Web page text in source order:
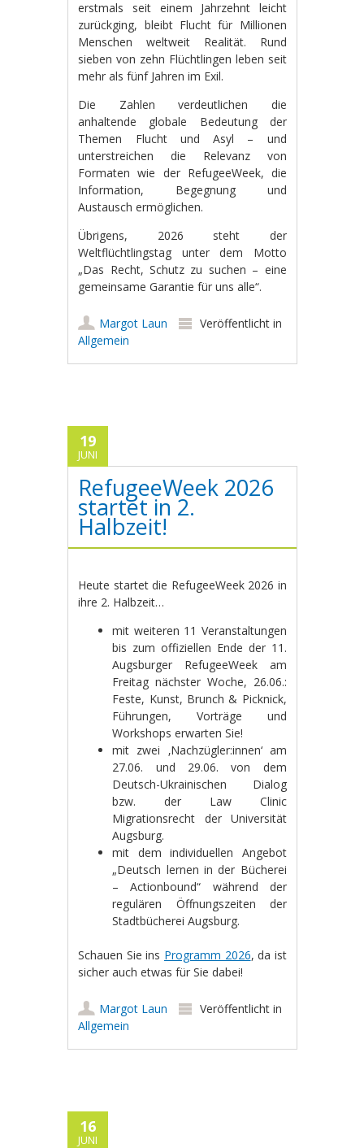
erstmals seit einem Jahrzehnt leicht
zurückging, bleibt Flucht für Millionen
Menschen weltweit Realität. Rund
sieben von zehn Flüchtlingen leben seit
mehr als fünf Jahren im Exil.
Die Zahlen verdeutlichen die
anhaltende globale Bedeutung der
Themen Flucht und Asyl – und
unterstreichen die Relevanz von
Formaten wie der RefugeeWeek, die
Information, Begegnung und
Austausch ermöglichen.
Übrigens, 2026 steht der
Weltflüchtlingstag unter dem Motto
„Das Recht, Schutz zu suchen – eine
gemeinsame Garantie für uns alle“.
Margot Laun
Veröffentlicht in
Allgemein
19
JUNI
RefugeeWeek 2026
startet in 2.
Halbzeit!
Heute startet die RefugeeWeek 2026 in
ihre 2. Halbzeit…
mit weiteren 11 Veranstaltungen
bis zum offiziellen Ende der 11.
Augsburger RefugeeWeek am
Freitag nächster Woche, 26.06.:
Feste, Kunst, Brunch & Picknick,
Führungen, Vorträge und
Workshops erwarten Sie!
mit zwei ‚Nachzügler:innen‘ am
27.06. und 29.06. von dem
Deutsch-Ukrainischen Dialog
bzw. der Law Clinic
Migrationsrecht der Universität
Augsburg.
mit dem individuellen Angebot
„Deutsch lernen in der Bücherei
– Actionbound“ während der
regulären Öffnungszeiten der
Stadtbücherei Augsburg.
Schauen Sie ins Programm 2026, da ist
sicher auch etwas für Sie dabei!
Margot Laun
Veröffentlicht in
Allgemein
16
JUNI